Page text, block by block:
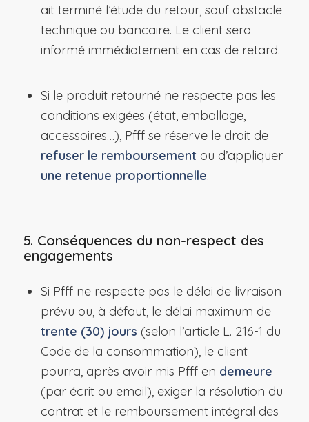
ait terminé l’étude du retour, sauf obstacle
technique ou bancaire. Le client sera
informé immédiatement en cas de retard.
Si le produit retourné ne respecte pas les
conditions exigées (état, emballage,
accessoires…), Pfff se réserve le droit de
refuser le remboursement ou d’appliquer
une retenue proportionnelle.
5. Conséquences du non-respect des
engagements
Si Pfff ne respecte pas le délai de livraison
prévu ou, à défaut, le délai maximum de
trente (30) jours (selon l’article L. 216-1 du
Code de la consommation), le client
pourra, après avoir mis Pfff en demeure
(par écrit ou email), exiger la résolution du
contrat et le remboursement intégral des